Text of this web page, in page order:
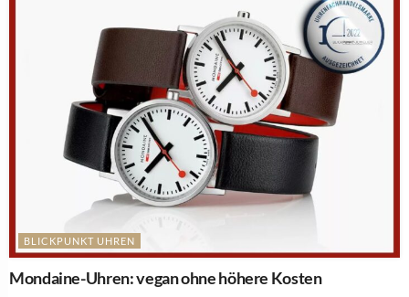
BLICKPUNKT UHREN
Mondaine-Uhren: vegan ohne höhere Kosten